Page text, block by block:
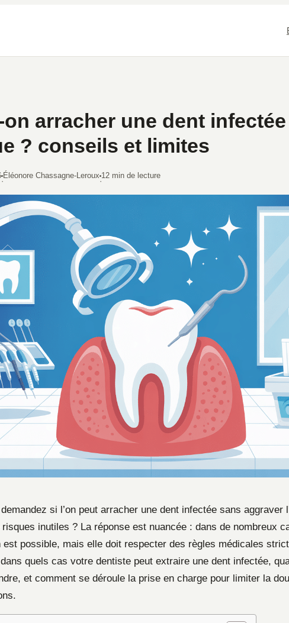
on arracher une dent
? conseils et limites
·
Éléonore Chassagne-Leroux
·
12 min de lecture
si l’on peut arracher une dent infectée sans aggraver
risques inutiles ? La réponse est nuancée : dans de nombreux
est possible, mais elle doit respecter des règles médicales
quels cas votre dentiste peut extraire une dent infectée,
et comment se déroule la prise en charge pour limiter la